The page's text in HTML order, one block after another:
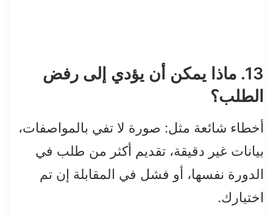
13. ماذا يمكن أن يؤدي إلى رفض
الطلب؟
أخطاء شائعة مثل: صورة لا تفي بالمواصفات،
بيانات غير دقيقة، تقديم أكثر من طلب في
الدورة نفسها، أو فشل في المقابلة إن تم
اختيارك.